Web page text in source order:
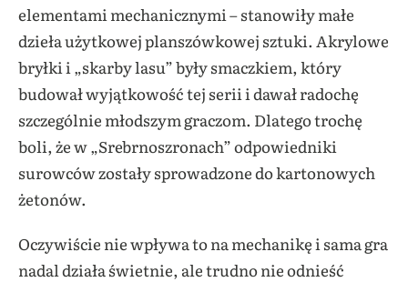
elementami mechanicznymi – stanowiły małe
dzieła użytkowej planszówkowej sztuki. Akrylowe
bryłki i „skarby lasu” były smaczkiem, który
budował wyjątkowość tej serii i dawał radochę
szczególnie młodszym graczom. Dlatego trochę
boli, że w „Srebrnoszronach” odpowiedniki
surowców zostały sprowadzone do kartonowych
żetonów.
Oczywiście nie wpływa to na mechanikę i sama gra
nadal działa świetnie, ale trudno nie odnieść